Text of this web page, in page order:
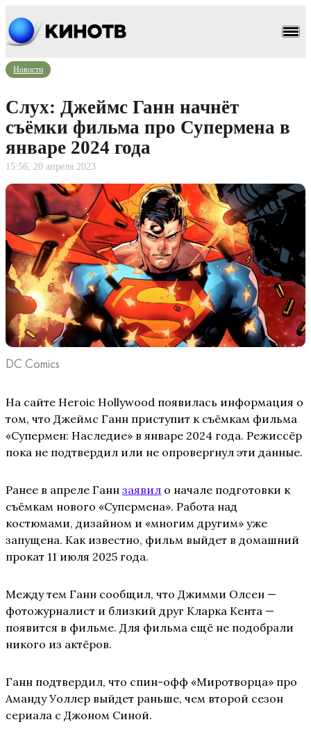
Новости
Слух: Джеймс Ганн начнёт
съёмки фильма про Супермена в
январе 2024 года
15:56, 20 апреля 2023
DC Comics
На сайте Heroic Hollywood появилась информация о
том, что Джеймс Ганн приступит к съёмкам фильма
«Супермен: Наследие» в январе 2024 года. Режиссёр
пока не подтвердил или не опровергнул эти данные.
Ранее в апреле Ганн заявил о начале подготовки к
съёмкам нового «Супермена». Работа над
костюмами, дизайном и «многим другим» уже
запущена. Как известно, фильм выйдет в домашний
прокат 11 июля 2025 года.
Между тем Ганн сообщил, что Джимми Олсен —
фотожурналист и близкий друг Кларка Кента —
появится в фильме. Для фильма ещё не подобрали
никого из актёров.
Ганн подтвердил, что спин-офф «Миротворца» про
Аманду Уоллер выйдет раньше, чем второй сезон
сериала с Джоном Синой.